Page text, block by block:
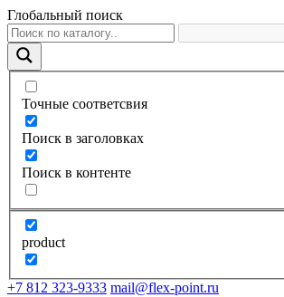
Глобальный поиск
Точные соответсвия
Поиск в заголовках
Поиск в контенте
product
+7 812 323-9333 mail@flex-point.ru